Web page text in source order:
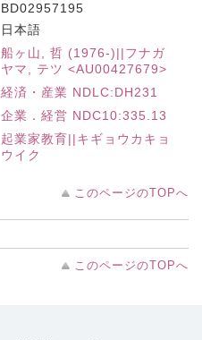
BD02957195
日本語
船ヶ山, 哲 (1976-)||フナガ
ヤマ, テツ <AU00427679>
経済・産業 NDLC:DH231
企業．経営 NDC10:335.13
起業家教育||キギョウカキョ
ウイク
このページのTOPへ
このページのTOPへ